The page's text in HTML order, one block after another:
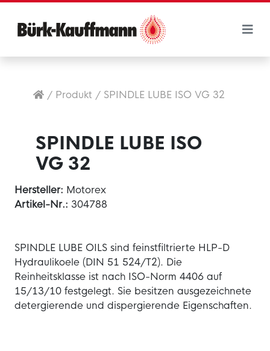
/ Produkt / SPINDLE LUBE ISO VG 32
SPINDLE LUBE ISO
VG 32
Hersteller: Motorex
Artikel-Nr.: 304788
SPINDLE LUBE OILS sind feinstfiltrierte HLP-D
Hydraulikoele (DIN 51 524/T2). Die
Reinheitsklasse ist nach ISO-Norm 4406 auf
15/13/10 festgelegt. Sie besitzen ausgezeichnete
detergierende und dispergierende Eigenschaften.